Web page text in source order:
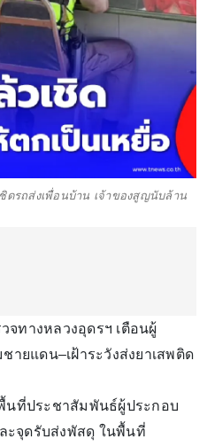
ดรถส่งเพื่อนบ้าน เจ้าของสูญนับล้าน
วจทางหลวงอุดรฯ เตือนผู้
ยแดน–เฝ้าระวังส่งยาเสพติด
นที่ประชาสัมพันธ์ผู้ประกอบ
ะจุดรับส่งพัสดุ ในพื้นที่